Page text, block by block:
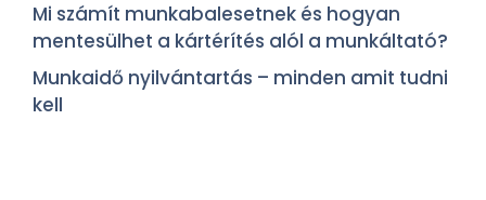
Mi számít munkabalesetnek és hogyan
mentesülhet a kártérítés alól a munkáltató?
Munkaidő nyilvántartás – minden amit tudni
kell